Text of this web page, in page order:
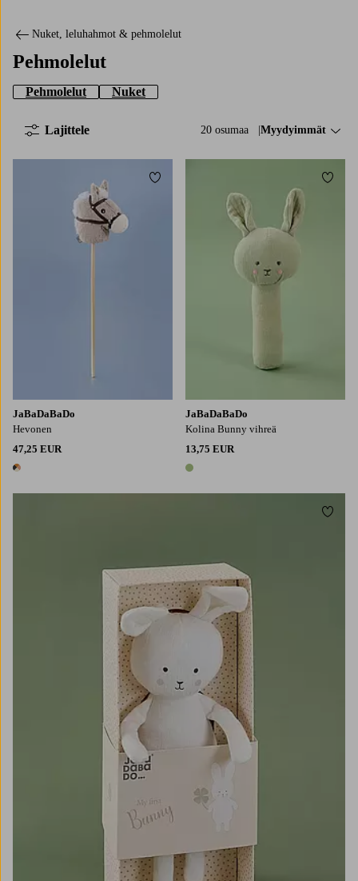
Nuket, leluhahmot & pehmolelut
Pehmolelut
Pehmolelut Nuket
20 osumaa Lajittele:
Myydyimmät
Lajittele
JaBaDaBaDo
Hevonen
47,25 EUR
1 väri
Lisää suosikkeihin
JaBaDaBaDo
Kolina Bunny vihreä
13,75 EUR
1 väri